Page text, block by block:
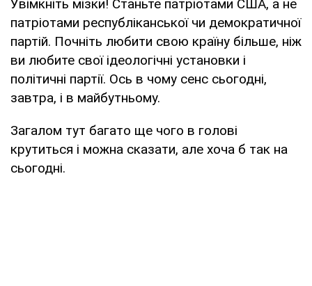
Увімкніть мізки! Станьте патріотами США, а не
патріотами республіканської чи демократичної
партій. Почніть любити свою країну більше, ніж
ви любите свої ідеологічні установки і
політичні партії. Ось в чому сенс сьогодні,
завтра, і в майбутньому.
Загалом тут багато ще чого в голові
крутиться і можна сказати, але хоча б так на
сьогодні.